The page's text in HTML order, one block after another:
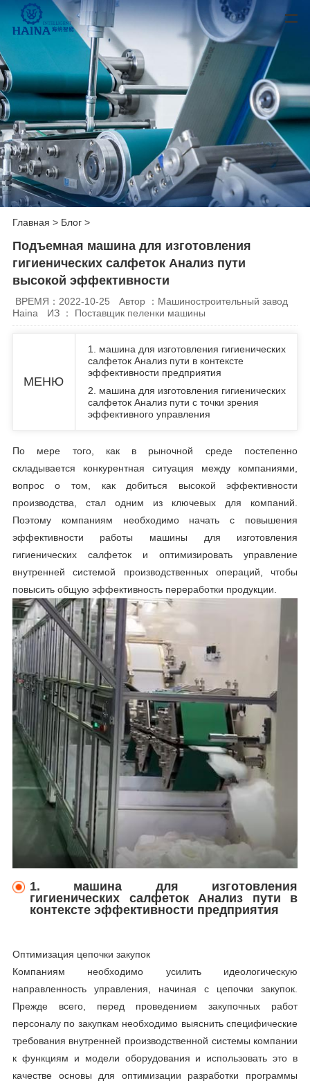
Главная > Блог>
Подъемная машина для изготовления
гигиенических салфеток Анализ пути
высокой эффективности
ВРЕМЯ：2022-10-25
Автор ：Машиностроительный завод
Haina
ИЗ ： Поставщик пеленки машины
МЕНЮ
1. машина для изготовления гигиенических
салфеток Анализ пути в контексте
эффективности предприятия
2. машина для изготовления гигиенических
салфеток Анализ пути с точки зрения
эффективного управления
По мере того, как в рыночной среде постепенно
складывается конкурентная ситуация между компаниями,
вопрос о том, как добиться высокой эффективности
производства, стал одним из ключевых для компаний.
Поэтому компаниям необходимо начать с повышения
эффективности работы машины для изготовления
гигиенических салфеток и оптимизировать управление
внутренней системой производственных операций, чтобы
повысить общую эффективность переработки продукции.
1. машина для изготовления
гигиенических салфеток Анализ пути в
контексте эффективности предприятия
Оптимизация цепочки закупок
Компаниям необходимо усилить идеологическую
направленность управления, начиная с цепочки закупок.
Прежде всего, перед проведением закупочных работ
персоналу по закупкам необходимо выяснить специфические
требования внутренней производственной системы компании
к функциям и модели оборудования и использовать это в
качестве основы для оптимизации разработки программы